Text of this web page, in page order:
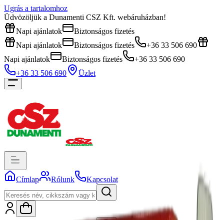
Ugrás a tartalomhoz
Üdvözöljük a Dunamenti CSZ Kft. webáruházban!
Napi ajánlatok
Biztonságos fizetés
Napi ajánlatok
Biztonságos fizetés
+36 33 506 690
Napi ajánlatok
Biztonságos fizetés
+36 33 506 690
+36 33 506 690
Üzlet
Címlap Rólunk Kapcsolat